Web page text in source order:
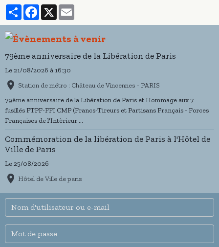
PartagerFacebook
X
79ème anniversaire de la Libération de Paris
Le 21/08/2026 à 16:30
Station de métro : Château de Vincennes - PARIS
79ème anniversaire de la Libération de Paris et Hommage aux 7
fusillés FTPF-FFI CMP (Francs-Tireurs et Partisans Français - Forces
Françaises de l'Intèrieur ...
Commémoration de la libération de Paris à l'Hôtel de
Ville de Paris
Le 25/08/2026
Hôtel de Ville de paris